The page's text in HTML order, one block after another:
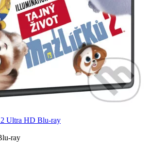
Ultra HD Blu-ray
ray